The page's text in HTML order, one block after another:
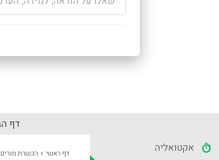
דף
דף ראשי › הכשרת מורים אקטואליה